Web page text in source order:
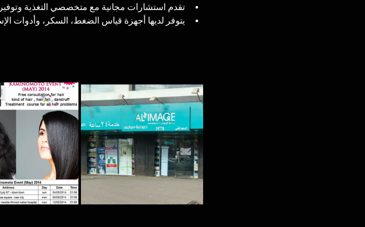
تقدم استشارات مجانية مع متخصصي التغذية
يتوفر لديها أجهزة قياس الضغط، السكر، وأدوات